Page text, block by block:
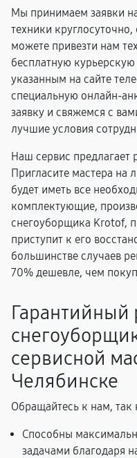
Мы принимаем заявки
техники
можете привезти нам
бесплатную
указанным на сайте
специальную онлайн-
заявку и свяжемся с
лучшие условия
Наш сервис предлагает
Пригласите мастера на
будет иметь все
комплектующие,
снегоуборщика Krotof,
приступит к его
большинстве случаев
70% дешевле, чем
Гарантийный
сервисной
Челябинске
Обращайтесь к нам, так
Способны
задачами благодаря